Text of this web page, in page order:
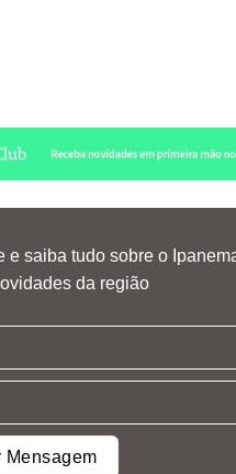
e saiba tudo sobre o
da região